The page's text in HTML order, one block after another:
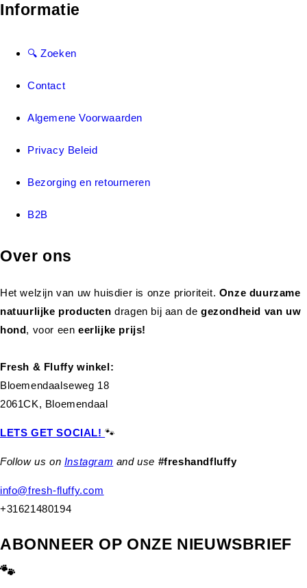
Informatie
🔍 Zoeken
Contact
Algemene Voorwaarden
Privacy Beleid
Bezorging en retourneren
B2B
Over ons
Het welzijn van uw huisdier is onze prioriteit. Onze duurzame
natuurlijke productendragen bij aan de gezondheid van uw
hond, voor eeneerlijke prijs!
Fresh & Fluffy winkel:
Bloemendaalseweg 18
2061CK, Bloemendaal
LETS GET SOCIAL!🐾
Follow us on Instagram and use #freshandfluffy
info@fresh-fluffy.com
+31621480194
ABONNEER OP ONZE NIEUWSBRIEF
🐾